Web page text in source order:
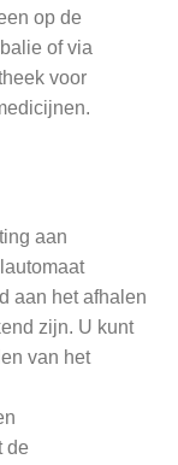
op de
of via
voor
aan
aan het afhalen
zijn. U kunt
van het
de